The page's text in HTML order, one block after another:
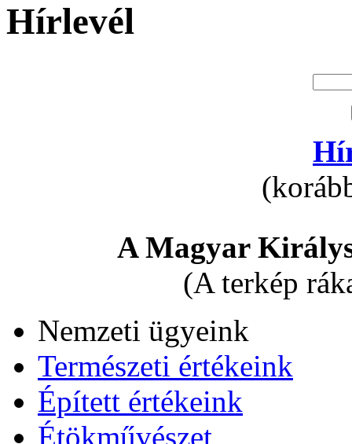
Hírlevél
A Magyar
(A terkép
Nemzeti ügyeink
Természeti értékeink
Épített értékeink
Étökművészet